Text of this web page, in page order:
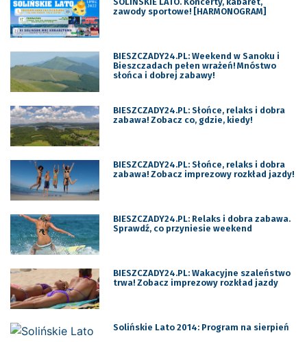
zawody sportowe! [HARMONOGRAM]
BIESZCZADY24.PL: Weekend w Sanoku i
Bieszczadach pełen wrażeń! Mnóstwo
słońca i dobrej zabawy!
BIESZCZADY24.PL: Słońce, relaks i dobra
zabawa! Zobacz co, gdzie, kiedy!
BIESZCZADY24.PL: Słońce, relaks i dobra
zabawa! Zobacz imprezowy rozkład jazdy!
BIESZCZADY24.PL: Relaks i dobra zabawa.
Sprawdź, co przyniesie weekend
BIESZCZADY24.PL: Wakacyjne szaleństwo
trwa! Zobacz imprezowy rozkład jazdy
Solińskie Lato 2014: Program na sierpień